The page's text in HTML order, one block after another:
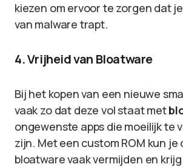
kiezen om ervoor te zorgen dat
van malware trapt.
4. Vrijheid van Bloatware
Bij het kopen van een nieuwe
vaak zo dat deze vol staat met
ongewenste apps die moeilijk te
zijn. Met een custom ROM kun je
bloatware vaak vermijden en